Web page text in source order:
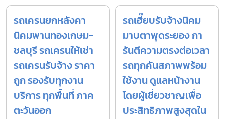
รถเครนยกหลังคา
นิคมพานทองเกษม-
ชลบุรี รถเครนให้เช่า
รถเครนรับจ้าง ราคา
ถูก รองรับทุกงาน
บริการ ทุกพื้นที่ ภาค
ตะวันออก
รถเฮี๊ยบรับจ้างนิคม
มาบตาพุดระยอง กา
รันตีความตรงต่อเวลา
รถทุกคันสภาพพร้อม
ใช้งาน ดูแลหน้างาน
โดยผู้เชี่ยวชาญเพื่อ
ประสิทธิภาพสูงสุดใน